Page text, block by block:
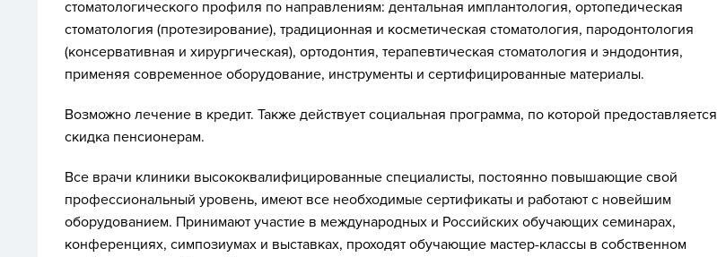
стоматологического профиля по направлениям: дентальная имплантология, ортопедическая
стоматология (протезирование), традиционная и косметическая стоматология, пародонтология
(консервативная и хирургическая), ортодонтия, терапевтическая стоматология и эндодонтия,
применяя современное оборудование, инструменты и сертифицированные материалы.
Возможно лечение в кредит. Также действует социальная программа, по которой предоставляется
скидка пенсионерам.
Все врачи клиники высококвалифицированные специалисты, постоянно повышающие свой
профессиональный уровень, имеют все необходимые сертификаты и работают с новейшим
оборудованием. Принимают участие в международных и Российских обучающих семинарах,
конференциях, симпозиумах и выставках, проходят обучающие мастер-классы в собственном